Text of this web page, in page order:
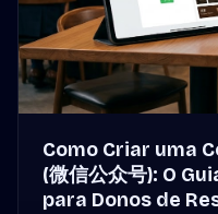
Como Criar uma
(微信公众号): O
para Donos de